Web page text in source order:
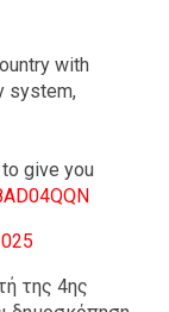
with
system,
give you
της 4ης